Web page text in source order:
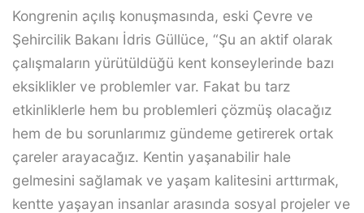
Kongrenin açılış konuşmasında, eski Çevre ve
Şehircilik Bakanı İdris Güllüce, “Şu an aktif olarak
çalışmaların yürütüldüğü kent konseylerinde bazı
eksiklikler ve problemler var. Fakat bu tarz
etkinliklerle hem bu problemleri çözmüş olacağız
hem de bu sorunlarımız gündeme getirerek ortak
çareler arayacağız. Kentin yaşanabilir hale
gelmesini sağlamak ve yaşam kalitesini arttırmak,
kentte yaşayan insanlar arasında sosyal projeler ve